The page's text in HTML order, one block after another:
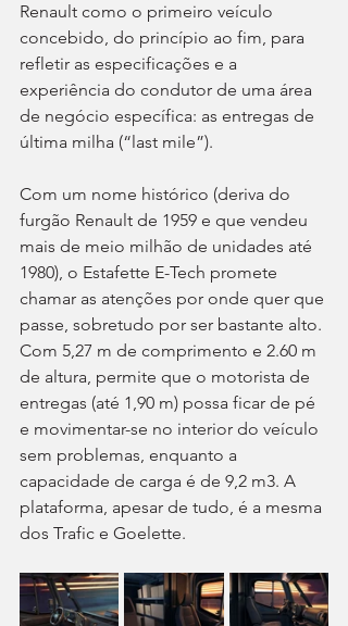
Renault como o primeiro veículo
concebido, do princípio ao fim, para
refletir as especificações e a
experiência do condutor de uma área
de negócio específica: as entregas de
última milha (“last mile”).
Com um nome histórico (deriva do
furgão Renault de 1959 e que vendeu
mais de meio milhão de unidades até
1980), o Estafette E-Tech promete
chamar as atenções por onde quer que
passe, sobretudo por ser bastante alto.
Com 5,27 m de comprimento e 2.60 m
de altura, permite que o motorista de
entregas (até 1,90 m) possa ficar de pé
e movimentar-se no interior do veículo
sem problemas, enquanto a
capacidade de carga é de 9,2 m3. A
plataforma, apesar de tudo, é a mesma
dos Trafic e Goelette.